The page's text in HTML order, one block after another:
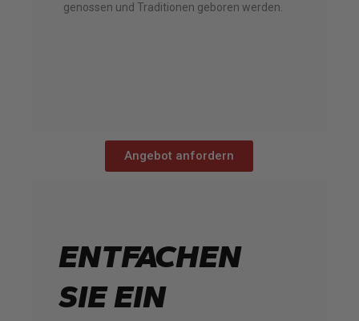
genossen und Traditionen geboren werden.
Angebot anfordern
ENTFACHEN
SIE EIN